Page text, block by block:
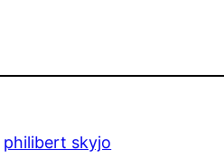
philibert skyjo